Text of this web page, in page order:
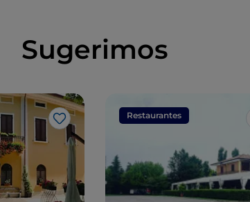
Sugerimos
Gosto
Restaurantes